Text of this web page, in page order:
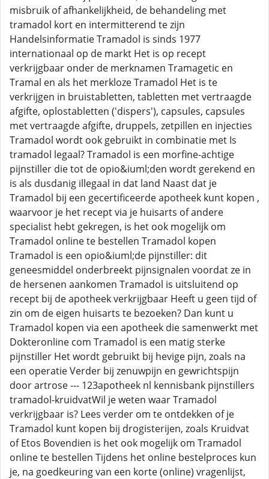
misbruik of afhankelijkheid, de behandeling met
tramadol kort en intermitterend te zijn
Handelsinformatie Tramadol is sinds 1977
internationaal op de markt Het is op recept
verkrijgbaar onder de merknamen Tramagetic en
Tramal en als het merkloze Tramadol Het is te
verkrijgen in bruistabletten, tabletten met vertraagde
afgifte, oplostabletten ('dispers'), capsules, capsules
met vertraagde afgifte, druppels, zetpillen en injecties
Tramadol wordt ook gebruikt in combinatie met Is
tramadol legaal? Tramadol is een morfine-achtige
pijnstiller die tot de opio&iuml;den wordt gerekend en
is als dusdanig illegaal in dat land Naast dat je
Tramadol bij een gecertificeerde apotheek kunt kopen ,
waarvoor je het recept via je huisarts of andere
specialist hebt gekregen, is het ook mogelijk om
Tramadol online te bestellen Tramadol kopen
Tramadol is een opio&iuml;de pijnstiller: dit
geneesmiddel onderbreekt pijnsignalen voordat ze in
de hersenen aankomen Tramadol is uitsluitend op
recept bij de apotheek verkrijgbaar Heeft u geen tijd of
zin om de eigen huisarts te bezoeken? Dan kunt u
Tramadol kopen via een apotheek die samenwerkt met
Dokteronline com Tramadol is een matig sterke
pijnstiller Het wordt gebruikt bij hevige pijn, zoals na
een operatie Verder bij zenuwpijn en gewrichtspijn
door artrose --- 123apotheek nl kennisbank pijnstillers
tramadol-kruidvatWil je weten waar Tramadol
verkrijgbaar is? Lees verder om te ontdekken of je
Tramadol kunt kopen bij drogisterijen, zoals Kruidvat
of Etos Bovendien is het ook mogelijk om Tramadol
online te bestellen Tijdens het online bestelproces kun
je, na goedkeuring van een korte (online) vragenlijst,